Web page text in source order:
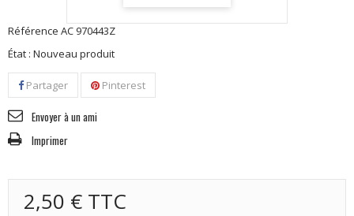
Référence AC 970443Z
État : Nouveau produit
Partager Pinterest
Envoyer à un ami
Imprimer
2,50 € TTC